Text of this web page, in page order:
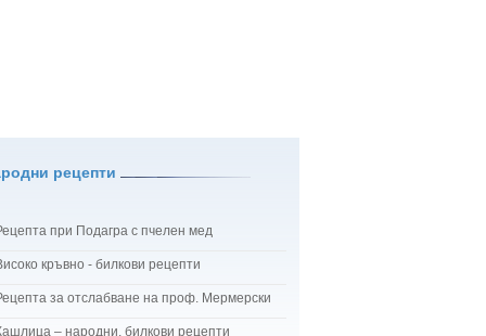
рецепти
при Подагра с пчелен мед
кръвно - билкови рецепти
за отслабване на проф. Мермерски
– народни, билкови рецепти